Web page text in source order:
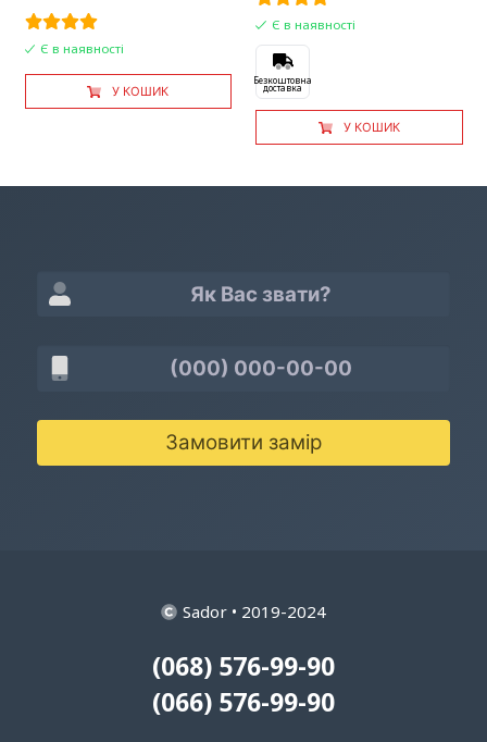
Є в наявності
У КОШИК
Є в наявності
Безкоштовна
доставка
У КОШИК
Замовити замір
Sador • 2019-2024
(068) 576-99-90
(066) 576-99-90